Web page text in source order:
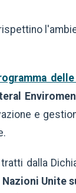
e
dalla
Unite